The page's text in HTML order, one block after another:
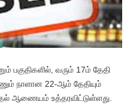
பகுதிகளில், வரும் 17ம் தேதி
நாளான 22-ஆம் தேதியும்
ஆணையம் உத்தரவிட்டுள்ளது.